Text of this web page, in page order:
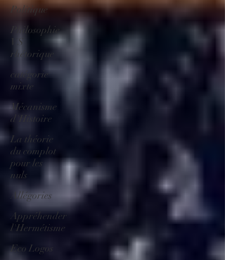
Politique
Philosophie
VS
rhétorique
catégorie
mixte
Mécanisme
d'Histoire
La théorie
du complot
pour les
nuls
Allégories
Appréhender
l'Hermétisme
Eco Logos